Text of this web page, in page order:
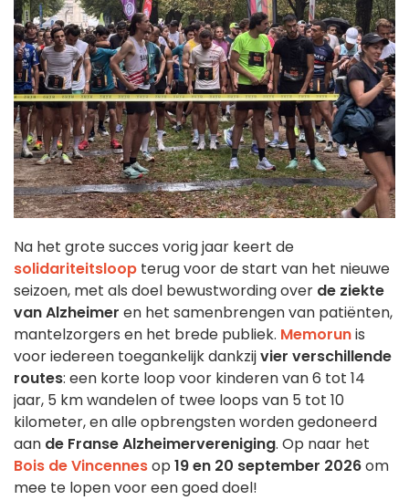
Na het grote succes vorig jaar keert de
solidariteitsloop terug voor de start van het nieuwe
seizoen, met als doel bewustwording over de ziekte
van Alzheimer en het samenbrengen van patiënten,
mantelzorgers en het brede publiek. Memorunis
voor iedereen toegankelijk dankzijvier verschillende
routes: een korte loop voor kinderen van 6 tot 14
jaar, 5 km wandelen of twee loops van 5 tot 10
kilometer, en alle opbrengsten worden gedoneerd
aan de Franse Alzheimervereniging. Op naar het
Bois de Vincennesop 19 en 20 september 2026om
mee te lopen voor een goed doel!